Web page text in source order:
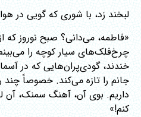
لبخند زد، با شوری که گویی در
«فاطمه، می‌دانی؟ صبح نوروز که
چرخ‌فلک‌های سیار کوچه را
خندند، گودی‌پران‌هایی که در
جانم را تازه می‌کند. خصوصاً چند
داریم. بوی آن، آهنگ سمنک،
کنم!»